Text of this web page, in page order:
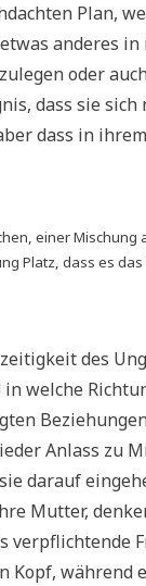
Plan,
anderes
oder
dass sie
dass in
einer
Platz, dass es
des
welche
Anlass zu
darauf
Mutter,
Kopf,